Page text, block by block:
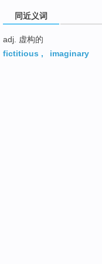
同近义词
adj. 虚构的
fictitious , imaginary